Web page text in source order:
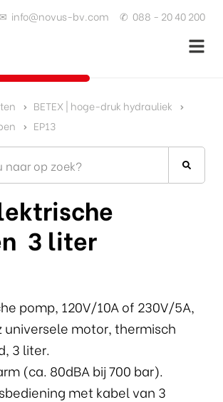
✉ info@novus-bv.com ✆ 088 - 20 40 200
BETEX | hoge-druk hydrauliek
EP13
3 liter
pomp, 120V/10A of 230V/5A,
universele motor, thermisch
3 liter.
(ca. 80dBA bij 700 bar).
met kabel van 3